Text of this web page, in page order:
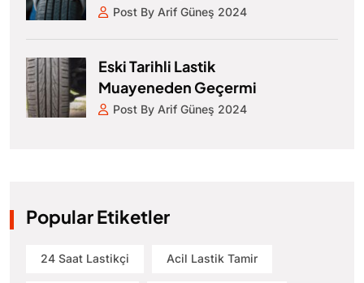
Post By Arif Güneş 2024
Eski Tarihli Lastik
Muayeneden Geçermi
Post By Arif Güneş 2024
Popular Etiketler
24 Saat Lastikçi Acil Lastik Tamir